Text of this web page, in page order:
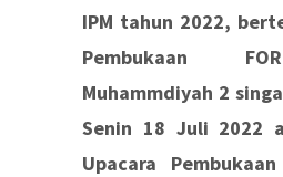
IPM tahun 2022,
Pembukaan
Muhammdiyah 2
Senin 18 Juli 2022
Upacara